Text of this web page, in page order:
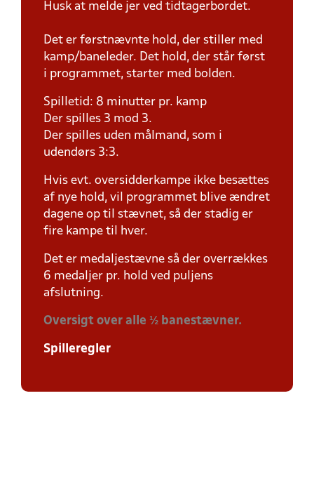
Husk at melde jer ved tidtagerbordet.
Det er førstnævnte hold, der stiller med
kamp/baneleder. Det hold, der står først
i programmet, starter med bolden.
Spilletid: 8 minutter pr. kamp
Der spilles 3 mod 3.
Der spilles uden målmand, som i
udendørs 3:3.
Hvis evt. oversidderkampe ikke besættes
af nye hold, vil programmet blive ændret
dagene op til stævnet, så der stadig er
fire kampe til hver.
Det er medaljestævne så der overrækkes
6 medaljer pr. hold ved puljens
afslutning.
Oversigt over alle ½ banestævner.
Spilleregler